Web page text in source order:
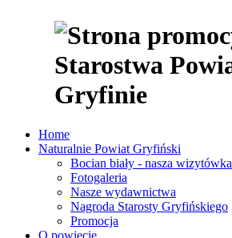
Home
Naturalnie Powiat Gryfiński
Bocian biały - nasza wizytówka
Fotogaleria
Nasze wydawnictwa
Nagroda Starosty Gryfińskiego
Promocja
O powiecie